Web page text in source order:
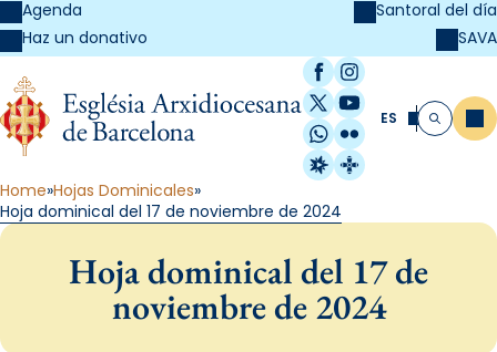
Agenda
Haz un donativo
Santoral del día
SAVA
Facebook
Instagram
X / Twitter
YouTube
WhatsApp
Flickr
Radio Estel
Catalunya
ES Buscar
Home Hojas Dominicales
Hoja dominical del 17 de noviembre de 2024
Hoja dominical del 17 de
noviembre de 2024